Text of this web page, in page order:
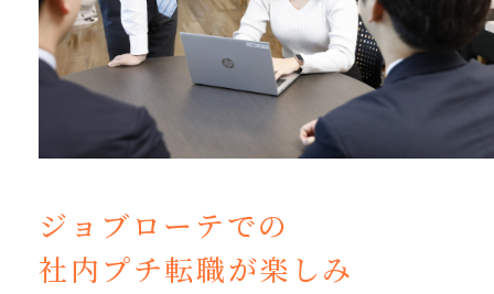
ジョブローテでの
社内プチ転職が楽しみ